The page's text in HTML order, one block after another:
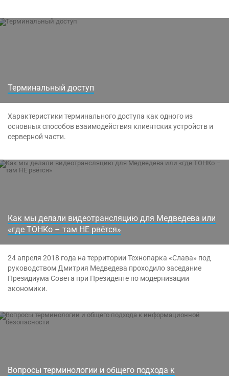
Терминальный доступ
Характеристики терминального доступа как одного из
основных способов взаимодействия клиентских устройств и
серверной части.
Как мы делали видеотрансляцию для Медведева или
«где ТОНКо – там НЕ рвётся»
24 апреля 2018 года на территории Технопарка «Слава» под
руководством Дмитрия Медведева проходило заседание
Президиума Совета при Президенте по модернизации
экономики.
Вопросы терминологии и общего подхода к